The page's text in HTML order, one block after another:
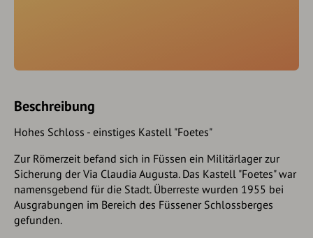
Beschreibung
Hohes Schloss - einstiges Kastell "Foetes"
Zur Römerzeit befand sich in Füssen ein Militärlager zur
Sicherung der Via Claudia Augusta. Das Kastell "Foetes" war
namensgebend für die Stadt. Überreste wurden 1955 bei
Ausgrabungen im Bereich des Füssener Schlossberges
gefunden.